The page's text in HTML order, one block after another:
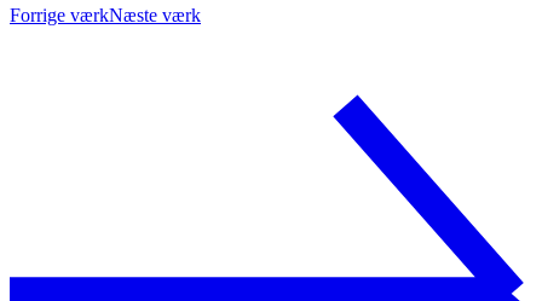
Forrige værkNæste værk